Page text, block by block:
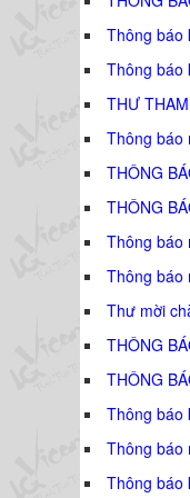
Thông báo
Thông báo
THƯ
Thông báo
THÔNG
THÔNG
Thông báo
Thông báo
Thư mời
THÔNG
THÔNG
Thông báo
Thông báo
Thông báo